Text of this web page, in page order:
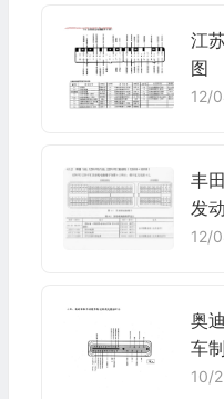
江
图
12/
丰
发
12/
奥
车
10/